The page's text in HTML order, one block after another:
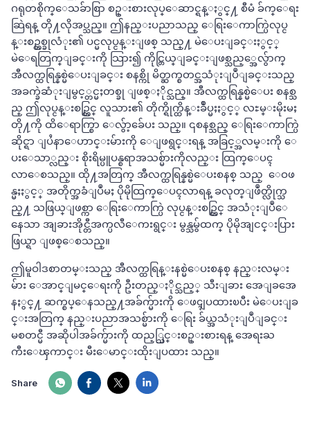
ဂရုတစိုက္ေသခ်ာစြာ စဥ္းစားလုပ္ေဆာင္ရန္ႏွင္႔ စီမံ ခ်က္ေရး
ဆြဲရန္ တို႔လိုအပ္သည္။ ဤနည္းပညာသည္ ေရြးေကာက္ပြဲလုပ္င
န္းစဥ္တစ္ခုလံုး၏ ပင္မလုပ္ငန္းျဖစ္ သည္႔ မဲေပးျခင္းႏွင့္
မဲေရတြက္ျခင္းကို သြား၍ ကိုင္တြယ္ျခင္းျဖစ္သည့္အေလွ်ာက္
အီလက္ထရြန္နစ္မဲေပးျခင္း စနစ္ကို မိတ္ဆက္စတင္အသံုးျပဳျခင္းသည္
အခက္ခဲဆံုးျမွင့္တင္မႈတစ္ခု ျဖစ္ႏိုင္သည္။ အီလက္ထရြန္နစ္မဲေပး စနစ္သ
ည္ ဤလုပ္ငန္းစဥ္တြင္ လူသား၏ တိုက္ရိုက္ထိန္းခ်ဳပ္မႈႏွင့္ လႊမ္းမိုးမႈ
တို႔ကို ထိေရာက္စြာ ေလွ်ာ့ခ်ေပး သည္။ ၎စနစ္သည္ ေရြးေကာက္ပြဲ
ဆိုင္ရာ ျပႆနာေဟာင္းမ်ားကို ေျဖရွင္းရန္ အခြင့္အလမ္းကို ေ
ပးေသာ္လည္း စိုးရိမ္ပူပန္စရာအသစ္မ်ားကိုလည္း ထြက္ေပၚ
လာေစသည္။ ထို႔အတြက္ အီလက္ထရြန္နစ္မဲေပးစနစ္ သည္ ေဝဖ
န္မႈႏွင့္ အတိုက္အခံျပဳမႈ ပိုမိုထြက္ေပၚလာရန္ ခလုတ္ျဖဳတ္လိုက္သ
ည္႔ သဖြယ္ျဖစ္ကာ ေရြးေကာက္ပြဲ လုပ္ငန္းစဥ္တြင္ အသံုးျပဳေ
နေသာ အျခားအိုင္တီအက္ပလီေကးရွင္း မွန္သမွ်ထက္ ပိုမိုအျငင္းပြား
ဖြယ္ရာ ျဖစ္ေစသည္။
ဤမူဝါဒစာတမ္းသည္ အီလက္ထရြန္းနစ္မဲေပးစနစ္ နည္းလမ္း
မ်ား ေအာင္ျမင္ေရးကို ဦးတည္ႏိုင္သည့္ သီးျခား အေျခအေ
နႏွင္႔ ဆက္စပ္ေနသည္႔အခ်က္မ်ားကို ေဖၚျပထားၿပီး မဲေပးျခ
င္းအတြက္ နည္းပညာအသစ္မ်ားကို ေရြး ခ်ယ္အသံုးျပဳျခင္း
မစတင္မီ အဆိုပါအခ်က္မ်ားကို ထည့္သြင္းစဥ္းစားရန္ အေရးႀ
ကီးေၾကာင္း မီးေမာင္းထိုးျပထား သည္။
Share